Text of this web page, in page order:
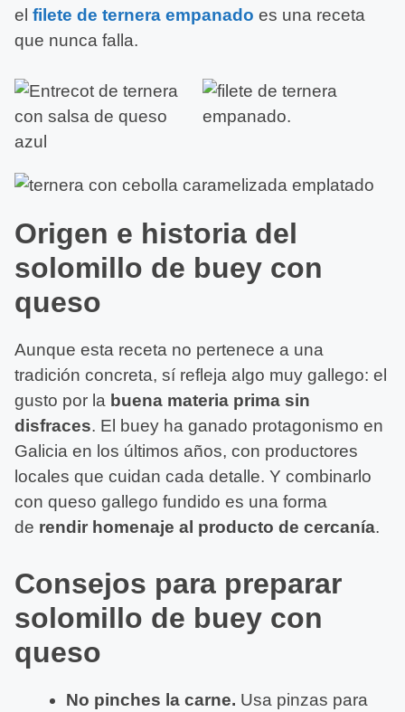
el filete de ternera empanado es una receta
que nunca falla.
Origen e historia del
solomillo de buey con
queso
Aunque esta receta no pertenece a una
tradición concreta, sí refleja algo muy gallego: el
gusto por la buena materia prima sin
disfraces. El buey ha ganado protagonismo en
Galicia en los últimos años, con productores
locales que cuidan cada detalle. Y combinarlo
con queso gallego fundido es una forma
de rendir homenaje al producto de cercanía.
Consejos para preparar
solomillo de buey con
queso
No pinches la carne. Usa pinzas para